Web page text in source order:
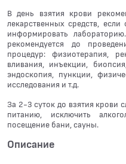
В день взятия крови
лекарственных средств,
информировать
рекомендуется до
процедур: физиотерапия,
вливания, инъекции,
эндоскопия, пункции,
исследования и т.д.
За 2-3 суток до взятия крови
питанию, исключить
посещение бани, сауны.
Описание